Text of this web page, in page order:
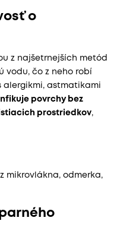
o
z najšetrnejších metód
vodu, čo z neho robí
alergikmi, astmatikami
povrchy bez
prostriedkov,
mikrovlákna, odmerka,